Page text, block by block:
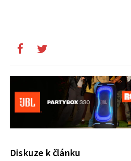
Diskuze k článku